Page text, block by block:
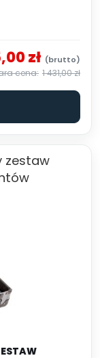
zł
1 431,00 zł
zestaw